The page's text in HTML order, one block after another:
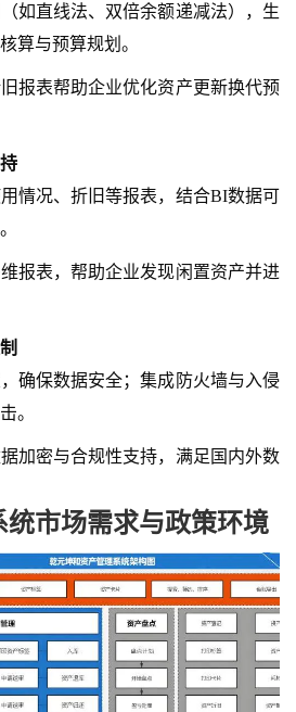
如直线法、双倍余额递减法），生
算与预算规划。
报表帮助企业优化资产更新换代预
情况、折旧等报表，结合BI数据可
报表，帮助企业发现闲置资产并进
确保数据安全；集成防火墙与入侵
。
加密与合规性支持，满足国内外数
统市场需求与政策环境